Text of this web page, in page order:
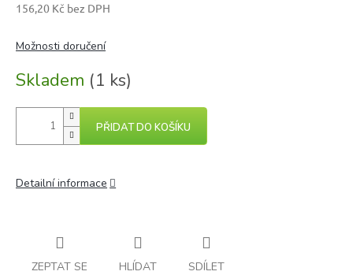
156,20 Kč bez DPH
cena:
Skladem (1 ks)
Možnosti doručení
PŘIDAT DO KOŠÍKU
Detailní informace
ZEPTAT SE HLÍDAT SDÍLET